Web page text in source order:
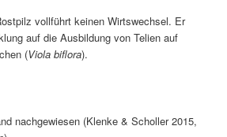
vollführt keinen Wirtswechsel. Er
auf die Ausbildung von Telien auf
(Viola biflora).
nachgewiesen (Klenke & Scholler 2015,